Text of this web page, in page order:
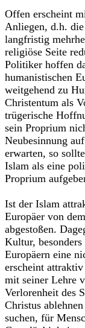
Offen erscheint
Anliegen, d.h.
langfristig
religiöse Seite
Politiker hoffen
humanistischen
weitgehend zu
Christentum als
trügerische
sein Proprium
Neubesinnung
erwarten, so
Islam als eine
Proprium
Ist der Islam
Europäer von
abgestoßen.
Kultur,
Europäern eine
erscheint
mit seiner Lehre
Verlorenheit des
Christus
suchen, für